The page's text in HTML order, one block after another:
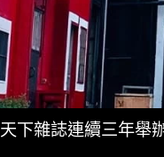
天下雜誌連續三年舉